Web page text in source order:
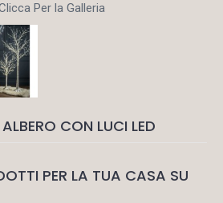
Per la Galleria
CON LUCI LED
PER LA TUA CASA SU